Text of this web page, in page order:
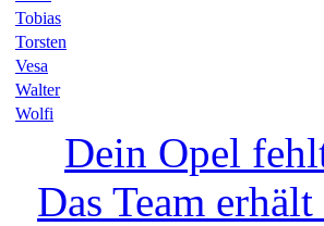
Tobias
Torsten
Vesa
Walter
Wolfi
Dein Opel
Das Team